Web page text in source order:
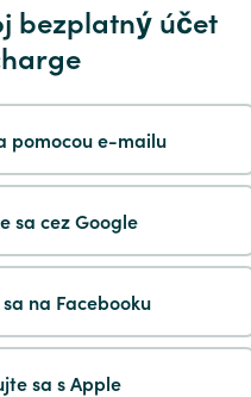
bezplatný účet
pomocou e-mailu
sa cez Google
na Facebooku
sa s Apple